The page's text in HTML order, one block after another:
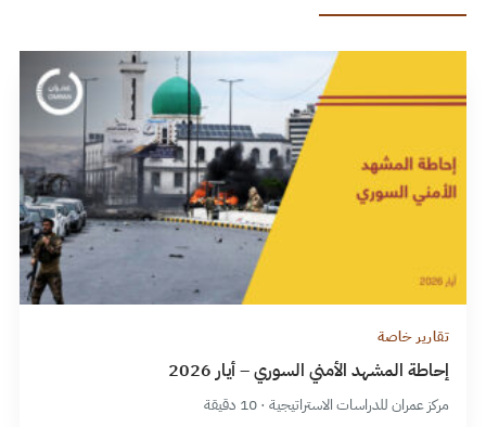
تقارير خاصة
إحاطة المشهد الأمني السوري – أيار 2026
مركز عمران للدراسات الاستراتيجية · 10 دقيقة